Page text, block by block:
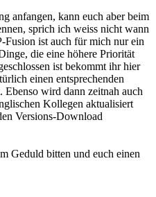
anfangen, kann euch aber beim
sprich ich weiss nicht wann
Fusion ist auch für mich nur ein
die eine höhere Priorität
ist bekommt ihr hier
einen entsprechenden
wird dann zeitnah auch
Kollegen aktualisiert
Versions-Download
Geduld bitten und euch einen